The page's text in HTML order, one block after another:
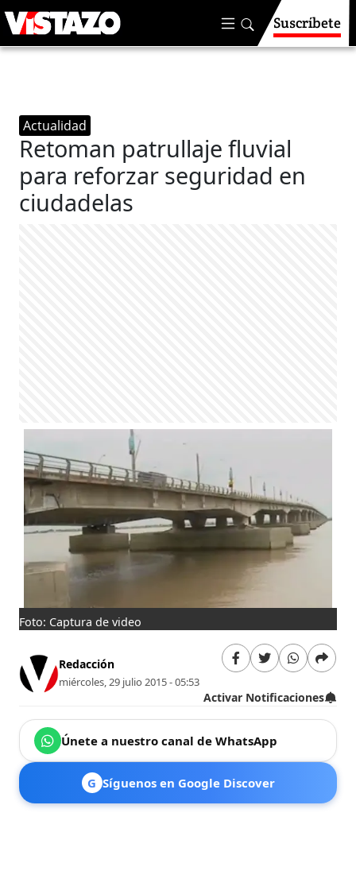
Suscríbete
Actualidad
Retoman patrullaje fluvial
para reforzar seguridad en
ciudadelas
Foto: Captura de video
Redacción
miércoles, 29 julio 2015 - 05:53
Activar Notificaciones
Únete a nuestro canal de WhatsApp
G Síguenos en Google Discover